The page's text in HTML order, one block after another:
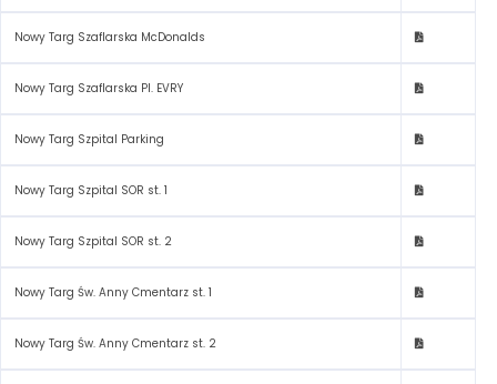
Nowy Targ Szaflarska McDonalds
Nowy Targ Szaflarska Pl. EVRY
Nowy Targ Szpital Parking
Nowy Targ Szpital SOR st. 1
Nowy Targ Szpital SOR st. 2
Nowy Targ Św. Anny Cmentarz st. 1
Nowy Targ Św. Anny Cmentarz st. 2